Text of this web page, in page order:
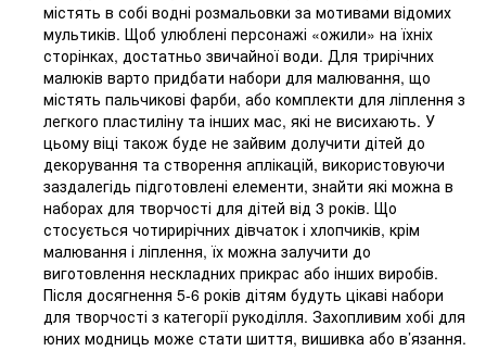
містять в собі водні розмальовки за мотивами відомих
мультиків. Щоб улюблені персонажі «ожили» на їхніх
сторінках, достатньо звичайної води. Для трирічних
малюків варто придбати набори для малювання, що
містять пальчикові фарби, або комплекти для ліплення з
легкого пластиліну та інших мас, які не висихають. У
цьому віці також буде не зайвим долучити дітей до
декорування та створення аплікацій, використовуючи
заздалегідь підготовлені елементи, знайти які можна в
наборах для творчості для дітей від 3 років. Що
стосується чотирирічних дівчаток і хлопчиків, крім
малювання і ліплення, їх можна залучити до
виготовлення нескладних прикрас або інших виробів.
Після досягнення 5-6 років дітям будуть цікаві набори
для творчості з категорії рукоділля. Захопливим хобі для
юних модниць може стати шиття, вишивка або в’язання.